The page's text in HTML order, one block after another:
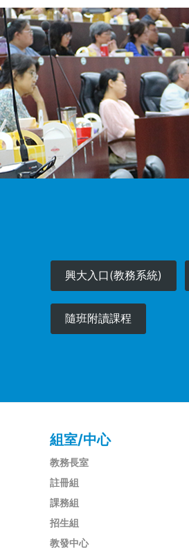
興大入口(教務系統)
隨班附讀課程
組室/中心
教務長室
註冊組
課務組
招生組
教發中心